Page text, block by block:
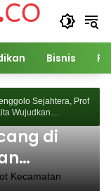
Bisnis
Sejahtera, Prof
Potensi Desa
di